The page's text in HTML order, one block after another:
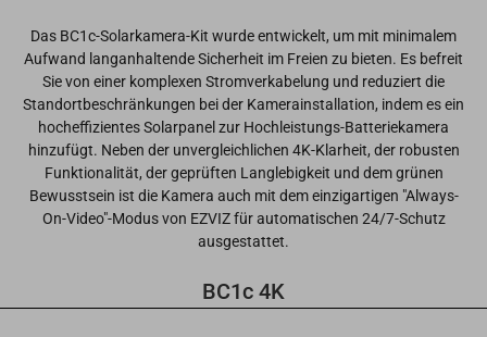
Das BC1c-Solarkamera-Kit wurde entwickelt, um mit minimalem
Aufwand langanhaltende Sicherheit im Freien zu bieten. Es befreit
Sie von einer komplexen Stromverkabelung und reduziert die
Standortbeschränkungen bei der Kamerainstallation, indem es ein
hocheffizientes Solarpanel zur Hochleistungs-Batteriekamera
hinzufügt. Neben der unvergleichlichen 4K-Klarheit, der robusten
Funktionalität, der geprüften Langlebigkeit und dem grünen
Bewusstsein ist die Kamera auch mit dem einzigartigen "Always-
On-Video"-Modus von EZVIZ für automatischen 24/7-Schutz
ausgestattet.
BC1c 4K